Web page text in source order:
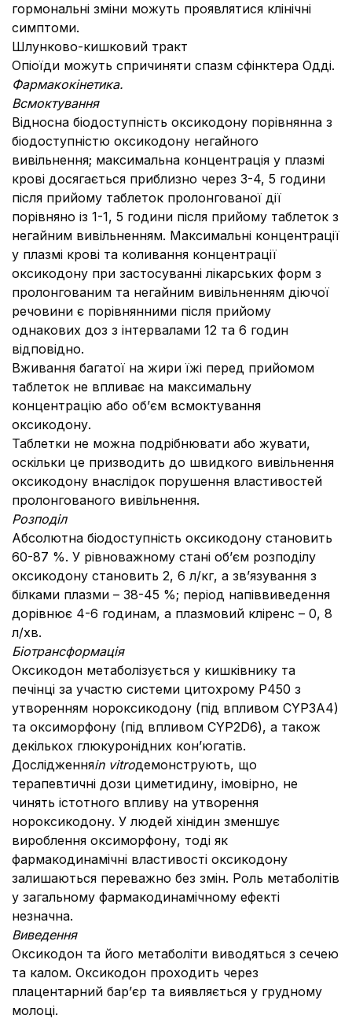
гормональні зміни можуть проявлятися клінічні
симптоми.
Шлунково-кишковий тракт
Опіоїди можуть спричиняти спазм сфінктера Одді.
Фармакокінетика.
Всмоктування
Відносна біодоступність оксикодону порівнянна з
біодоступністю оксикодону негайного
вивільнення; максимальна концентрація у плазмі
крові досягається приблизно через 3-4, 5 години
після прийому таблеток пролонгованої дії
порівняно із 1-1, 5 години після прийому таблеток з
негайним вивільненням. Максимальні концентрації
у плазмі крові та коливання концентрації
оксикодону при застосуванні лікарських форм з
пролонгованим та негайним вивільненням діючої
речовини є порівнянними після прийому
однакових доз з інтервалами 12 та 6 годин
відповідно.
Вживання багатої на жири їжі перед прийомом
таблеток не впливає на максимальну
концентрацію або об’єм всмоктування
оксикодону.
Таблетки не можна подрібнювати або жувати,
оскільки це призводить до швидкого вивільнення
оксикодону внаслідок порушення властивостей
пролонгованого вивільнення.
Розподіл
Абсолютна біодоступність оксикодону становить
60-87 %. У рівноважному стані об’єм розподілу
оксикодону становить 2, 6 л/кг, а зв’язування з
білками плазми – 38-45 %; період напіввиведення
дорівнює 4-6 годинам, а плазмовий кліренс – 0, 8
л/хв.
Біотрансформація
Оксикодон метаболізується у кишківнику та
печінці за участю системи цитохрому Р450 з
утворенням нороксикодону (під впливом CYP3A4)
та оксиморфону (під впливом CYP2D6), а також
декількох глюкуронідних кон’югатів.
Дослідженняin vitroдемонструють, що
терапевтичні дози циметидину, імовірно, не
чинять істотного впливу на утворення
нороксикодону. У людей хінідин зменшує
вироблення оксиморфону, тоді як
фармакодинамічні властивості оксикодону
залишаються переважно без змін. Роль метаболітів
у загальному фармакодинамічному ефекті
незначна.
Виведення
Оксикодон та його метаболіти виводяться з сечею
та калом. Оксикодон проходить через
плацентарний бар’єр та виявляється у грудному
молоці.